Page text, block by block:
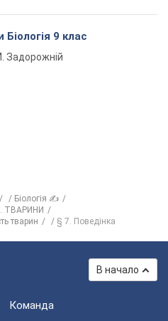
Біологія 9 клас
Задорожній
Біологія ✍
ТВАРИНИ
тварин
§ 7. Поведінка
В начало
Команда